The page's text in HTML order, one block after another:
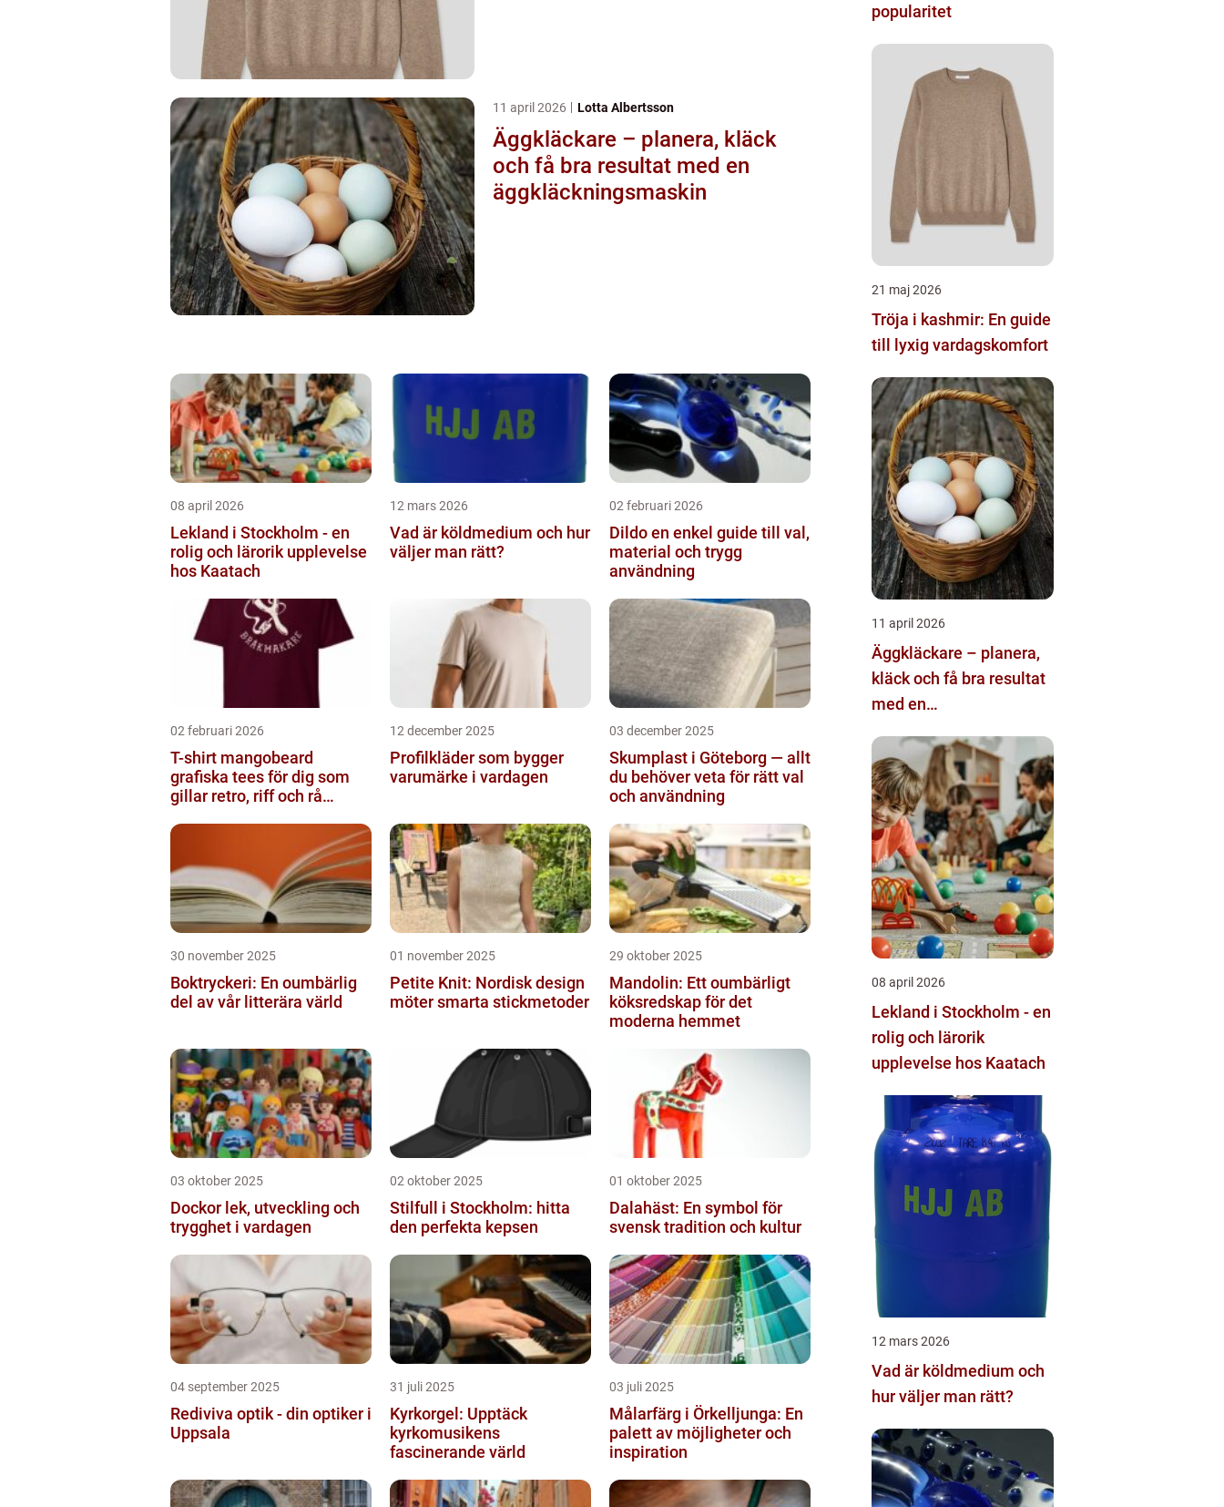
11 april 2026 Lotta Albertsson
Äggkläckare – planera, kläck
och få bra resultat med en
äggkläckningsmaskin
08 april 2026
Lekland i Stockholm - en
rolig och lärorik upplevelse
hos Kaatach
12 mars 2026
Vad är köldmedium och hur
väljer man rätt?
02 februari 2026
Dildo en enkel guide till val,
material och trygg
användning
02 februari 2026
T-shirt mangobeard
grafiska tees för dig som
gillar retro, riff och rå
12 december 2025
Profilkläder som bygger
varumärke i vardagen
03 december 2025
Skumplast i Göteborg — allt
du behöver veta för rätt val
och användning
30 november 2025
Boktryckeri: En oumbärlig
del av vår litterära värld
01 november 2025
Petite Knit: Nordisk design
möter smarta stickmetoder
29 oktober 2025
Mandolin: Ett oumbärligt
köksredskap för det
moderna hemmet
03 oktober 2025
Dockor lek, utveckling och
trygghet i vardagen
02 oktober 2025
Stilfull i Stockholm: hitta
den perfekta kepsen
01 oktober 2025
Dalahäst: En symbol för
svensk tradition och kultur
04 september 2025
Rediviva optik - din optiker i
Uppsala
31 juli 2025
Kyrkorgel: Upptäck
kyrkomusikens
fascinerande värld
03 juli 2025
Målarfärg i Örkelljunga: En
palett av möjligheter och
inspiration
popularitet
21 maj 2026
Tröja i kashmir: En guide
till lyxig vardagskomfort
11 april 2026
Äggkläckare – planera,
kläck och få bra resultat
med en
08 april 2026
Lekland i Stockholm - en
rolig och lärorik
upplevelse hos Kaatach
12 mars 2026
Vad är köldmedium och
hur väljer man rätt?